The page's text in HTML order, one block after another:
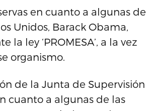
en cuanto a algunas de
Unidos, Barack Obama,
ley ‘PROMESA’, a la vez
organismo.
de la Junta de Supervisión
cuanto a algunas de las